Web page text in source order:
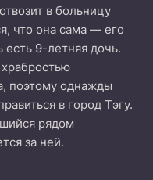
в больницу
что она сама — его
9-летняя дочь.
поэтому однажды
в город Тэгу.
рядом
за ней.